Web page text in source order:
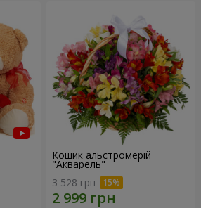
Кошик альстромерій
"Акварель"
3 528 грн